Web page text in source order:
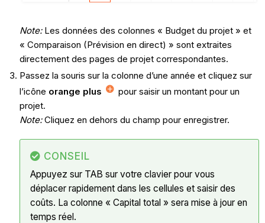
Note: Les données des colonnes « Budget du projet » et
« Comparaison (Prévision en direct) » sont extraites
directement des pages de projet correspondantes.
Passez la souris sur la colonne d’une année et cliquez sur
l’icône orange plus
pour saisir un montant pour un
projet.
Note:Cliquez en dehors du champ pour enregistrer.
CONSEIL
Appuyez sur TAB sur votre clavier pour vous
déplacer rapidement dans les cellules et saisir des
coûts. La colonne « Capital total » sera mise à jour en
temps réel.